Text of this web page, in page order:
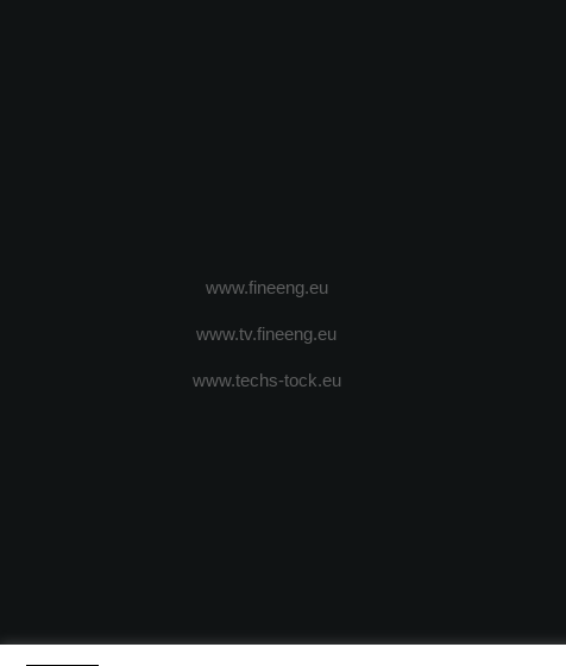
www.fineeng.eu
www.tv.fineeng.eu
www.techs-tock.eu